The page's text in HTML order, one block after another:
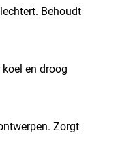
Behoudt
en droog
Zorgt